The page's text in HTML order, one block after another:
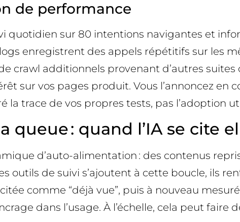
de performance
quotidien sur 80 intentions navigantes et
enregistrent des appels répétitifs sur les
crawl additionnels provenant d’autres suites
sur vos pages produit. Vous l’annoncez
la trace de vos propres tests, pas l’adoption
queue : quand l’IA se cite
d’auto-alimentation : des contenus
outils de suivi s’ajoutent à cette boucle, ils
comme “déjà vue”, puis à nouveau
dans l’usage. À l’échelle, cela peut